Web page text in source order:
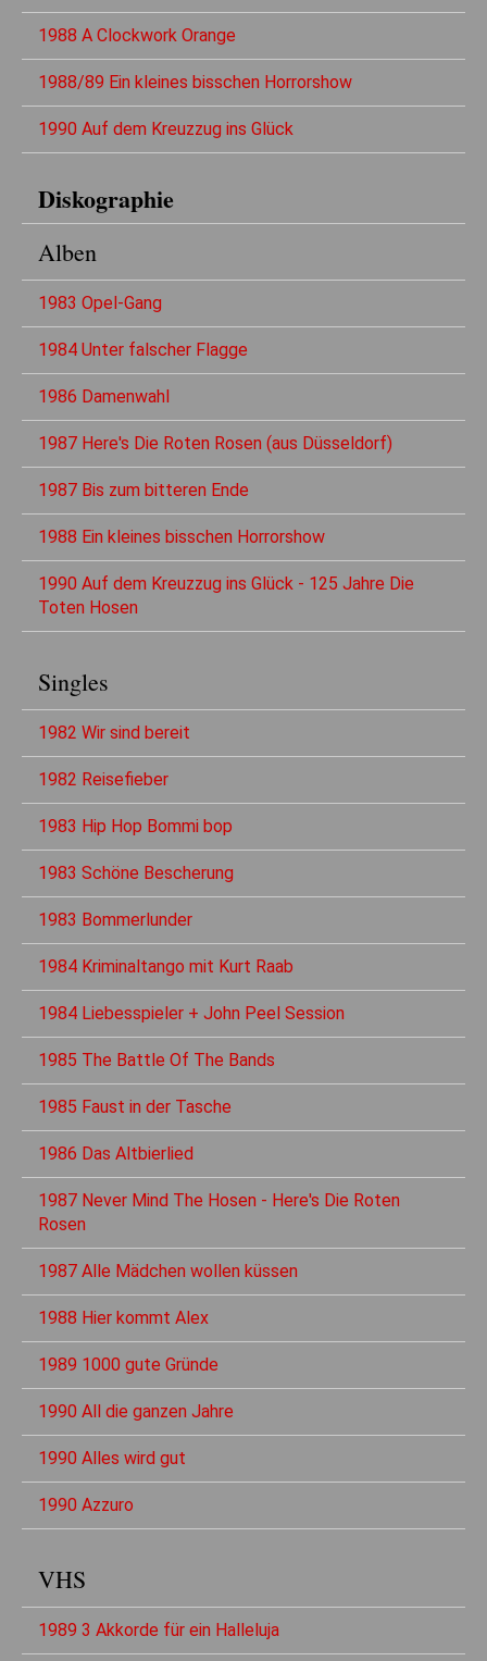
1988 A Clockwork Orange
1988/89 Ein kleines bisschen Horrorshow
1990 Auf dem Kreuzzug ins Glück
Diskographie
Alben
1983 Opel-Gang
1984 Unter falscher Flagge
1986 Damenwahl
1987 Here's Die Roten Rosen (aus Düsseldorf)
1987 Bis zum bitteren Ende
1988 Ein kleines bisschen Horrorshow
1990 Auf dem Kreuzzug ins Glück - 125 Jahre Die
Toten Hosen
Singles
1982 Wir sind bereit
1982 Reisefieber
1983 Hip Hop Bommi bop
1983 Schöne Bescherung
1983 Bommerlunder
1984 Kriminaltango mit Kurt Raab
1984 Liebesspieler + John Peel Session
1985 The Battle Of The Bands
1985 Faust in der Tasche
1986 Das Altbierlied
1987 Never Mind The Hosen - Here's Die Roten
Rosen
1987 Alle Mädchen wollen küssen
1988 Hier kommt Alex
1989 1000 gute Gründe
1990 All die ganzen Jahre
1990 Alles wird gut
1990 Azzuro
VHS
1989 3 Akkorde für ein Halleluja